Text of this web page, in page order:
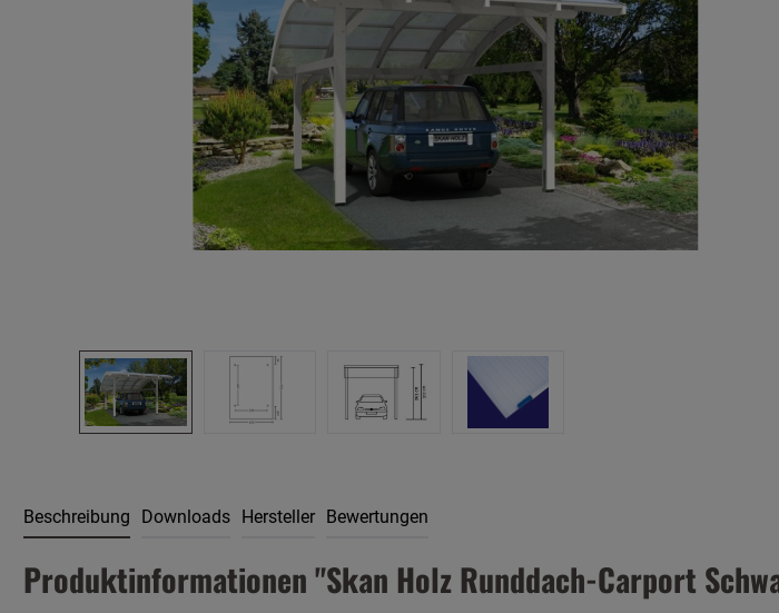
Beschreibung Downloads Hersteller Bewertungen
Produktinformationen "Skan Holz Runddach-Carport